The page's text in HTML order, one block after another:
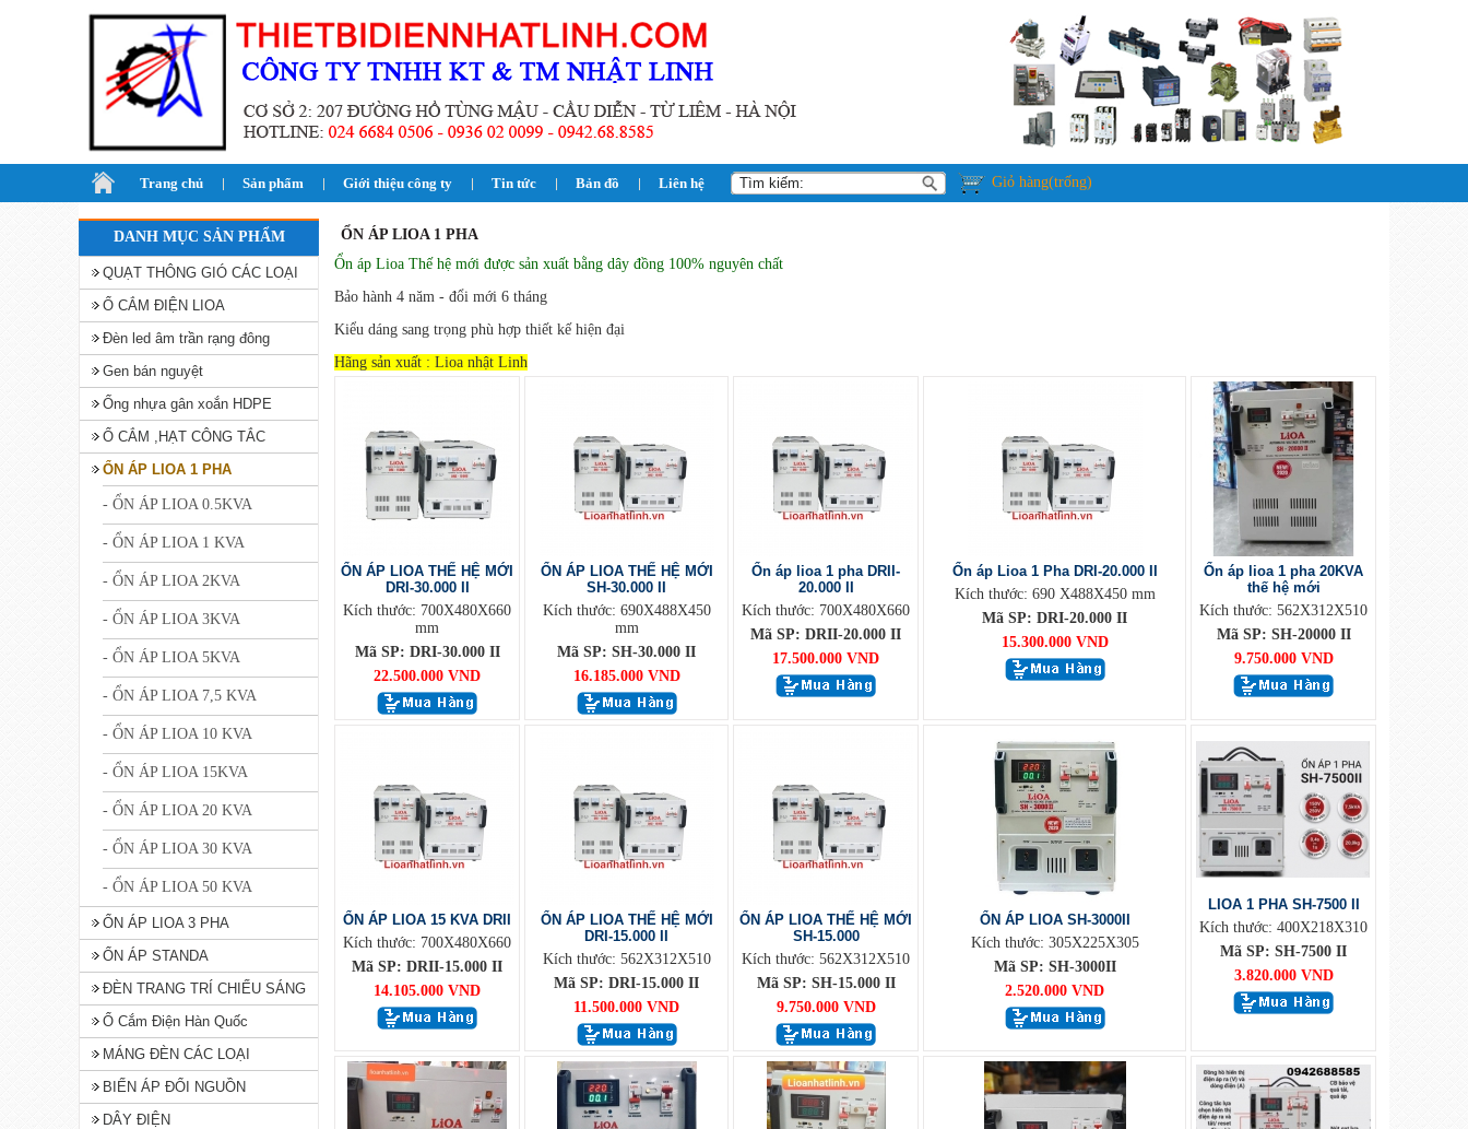
Trang chủ Sản phẩm Giới thiệu công ty Tin tức Bản đồ Liên hệ Giỏ hàng(trống)
DANH MỤC SẢN PHẨM
QUẠT THÔNG GIÓ CÁC LOẠI
Ổ CẮM ĐIỆN LIOA
Đèn led âm trần rạng đông
Gen bán nguyệt
Ống nhựa gân xoắn HDPE
Ổ CẮM ,HẠT CÔNG TẮC
ỔN ÁP LIOA 1 PHA
- ỔN ÁP LIOA 0.5KVA
- ỔN ÁP LIOA 1 KVA
- ỔN ÁP LIOA 2KVA
- ỔN ÁP LIOA 3KVA
- ỔN ÁP LIOA 5KVA
- ỔN ÁP LIOA 7,5 KVA
- ỔN ÁP LIOA 10 KVA
- ỔN ÁP LIOA 15KVA
- ỔN ÁP LIOA 20 KVA
- ỔN ÁP LIOA 30 KVA
- ỔN ÁP LIOA 50 KVA
ỔN ÁP LIOA 3 PHA
ỔN ÁP STANDA
ĐÈN TRANG TRÍ CHIẾU SÁNG
Ổ Cắm Điện Hàn Quốc
MÁNG ĐÈN CÁC LOẠI
BIẾN ÁP ĐỔI NGUỒN
DÂY ĐIỆN
ỔN ÁP LIOA 1 PHA
Ổn áp Lioa Thế hệ mới được sản xuất bằng dây đồng 100% nguyên chất
Bảo hành 4 năm - đổi mới 6 tháng
Kiểu dáng sang trọng phù hợp thiết kế hiện đại
Hãng sản xuất : Lioa nhật Linh
ỔN ÁP LIOA THẾ HỆ MỚI
DRI-30.000 II
Kích thước: 700X480X660
mm
Mã SP: DRI-30.000 II
22.500.000 VND
ỔN ÁP LIOA THẾ HỆ MỚI
SH-30.000 II
Kích thước: 690X488X450
mm
Mã SP: SH-30.000 II
16.185.000 VND
Ổn áp lioa 1 pha DRII-
20.000 II
Kích thước: 700X480X660
Mã SP: DRII-20.000 II
17.500.000 VND
Ổn áp Lioa 1 Pha DRI-20.000 II
Kích thước: 690 X488X450 mm
Mã SP: DRI-20.000 II
15.300.000 VND
Ổn áp lioa 1 pha 20KVA
thế hệ mới
Kích thước: 562X312X510
Mã SP: SH-20000 II
9.750.000 VND
ỔN ÁP LIOA 15 KVA DRII
Kích thước: 700X480X660
Mã SP: DRII-15.000 II
14.105.000 VND
ỔN ÁP LIOA THẾ HỆ MỚI
DRI-15.000 II
Kích thước: 562X312X510
Mã SP: DRI-15.000 II
11.500.000 VND
ỔN ÁP LIOA THẾ HỆ MỚI
SH-15.000
Kích thước: 562X312X510
Mã SP: SH-15.000 II
9.750.000 VND
ỔN ÁP LIOA SH-3000II
Kích thước: 305X225X305
Mã SP: SH-3000II
2.520.000 VND
LIOA 1 PHA SH-7500 II
Kích thước: 400X218X310
Mã SP: SH-7500 II
3.820.000 VND